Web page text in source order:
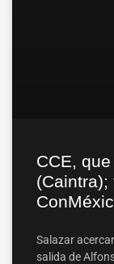
CCE,
Salazar
salida de